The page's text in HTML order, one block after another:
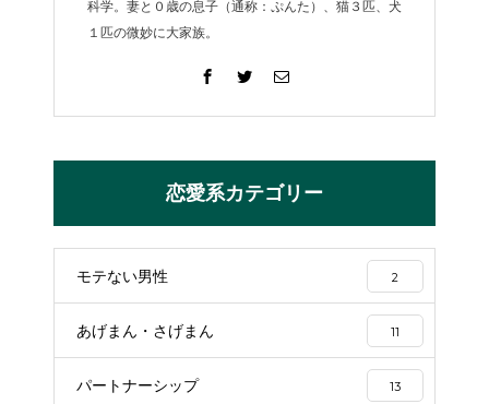
科学。妻と０歳の息子（通称：ぷんた）、猫３匹、犬
１匹の微妙に大家族。
恋愛系カテゴリー
モテない男性 2
あげまん・さげまん 11
パートナーシップ 13